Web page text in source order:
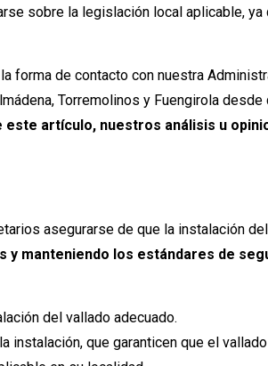
sobre la legislación local aplicable, ya
forma de contacto con nuestra
Torremolinos y Fuengirola
este artículo, nuestros análisis u
asegurarse de que la instalación
manteniendo los estándares de
del vallado adecuado.
instalación, que garanticen que el